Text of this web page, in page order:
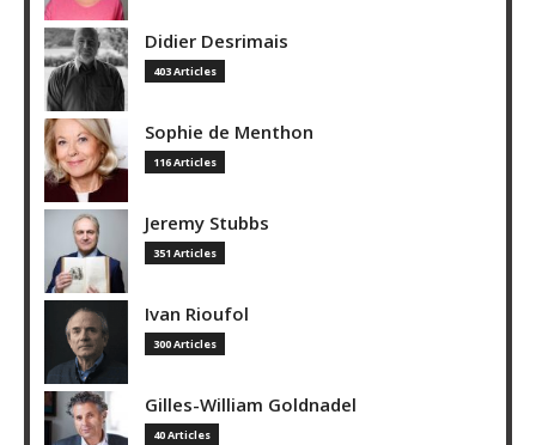
Didier Desrimais
403 Articles
Sophie de Menthon
116 Articles
Jeremy Stubbs
351 Articles
Ivan Rioufol
300 Articles
Gilles-William Goldnadel
40 Articles